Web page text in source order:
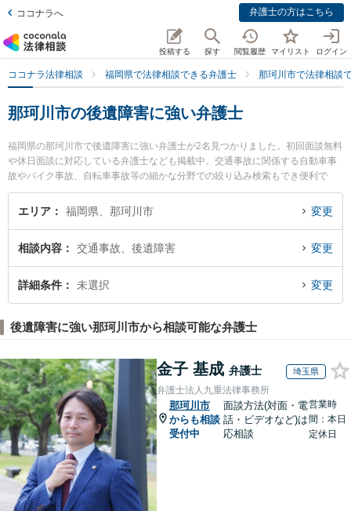
ココナラへ 弁護士の方はこちら
投稿する 探す 閲覧履歴 マイリスト ログイン
ココナラ法律相談 福岡県で法律相談できる弁護士 那珂川市で法律相談
那珂川市の後遺障害に強い弁護士
福岡県の那珂川市で後遺障害に強い弁護士が2名見つかりました。初回面談無料
や休日面談に対応している弁護士なども掲載中。交通事故に関係する自動車事
故やバイク事故、自転車事故等の細かな分野での絞り込み検索もでき便利で
す。特に博多南法律事務所の谷川 貴啓弁護士や弁護士法人Nexill＆Partners 那
珂川オフィスの後藤 祐太郎弁護士のプロフィール情報や弁護士費用、強みなど
の弁護士を検索したい』『初回相談無料で後遺障害を法律相談できる那珂川市
内の弁護士に相談予約したい』などでお困りの相談者さんにおすすめです。
エリア 福岡県、那珂川市 変更
相談内容 交通事故、後遺障害 変更
詳細条件 未選択 変更
後遺障害に強い那珂川市から相談可能な弁護士
金子 基成 弁護士 埼玉県
弁護士法人九重法律事務所
那珂川市
からも相談
受付中
面談方法(対面・電
話・ビデオなど)は
応相談
営業時
間：本日
定休日